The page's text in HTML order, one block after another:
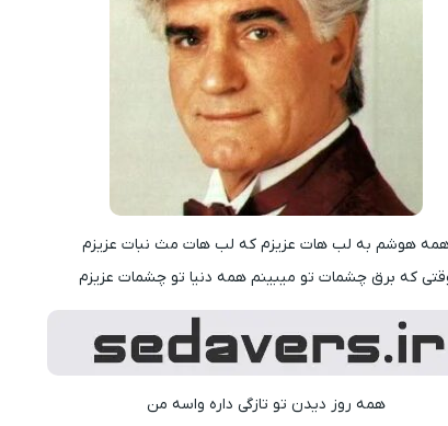
هوشم به لب هات عزیزم که لب هات مث نبات عزیزم
که برق چشمات تو میبینم همه دنیا تو چشمات عزیزم
همه روز دیدن تو تازگی داره واسه من